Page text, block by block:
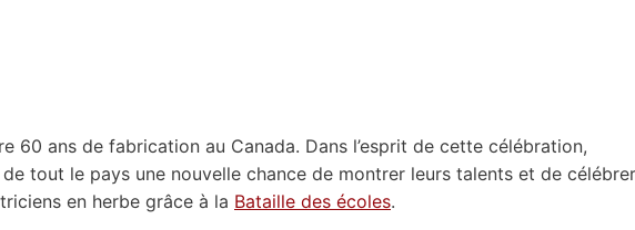
60 ans de fabrication au Canada. Dans l’esprit de cette célébration,
tout le pays une nouvelle chance de montrer leurs talents et de célébrer
en herbe grâce à la Bataille des écoles.